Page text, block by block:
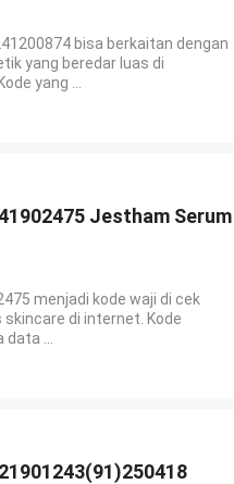
bisa berkaitan dengan
yang beredar luas di
yang ...
Jestham Serum
menjadi kode waji di cek
di internet. Kode
data ...